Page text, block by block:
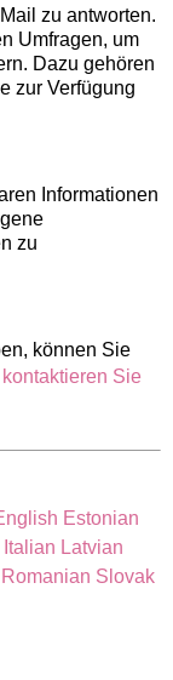
zu antworten.
Umfragen, um
Dazu gehören
zur Verfügung
Informationen
zu
können Sie
kontaktieren Sie
Estonian
Italian Latvian
Romanian Slovak